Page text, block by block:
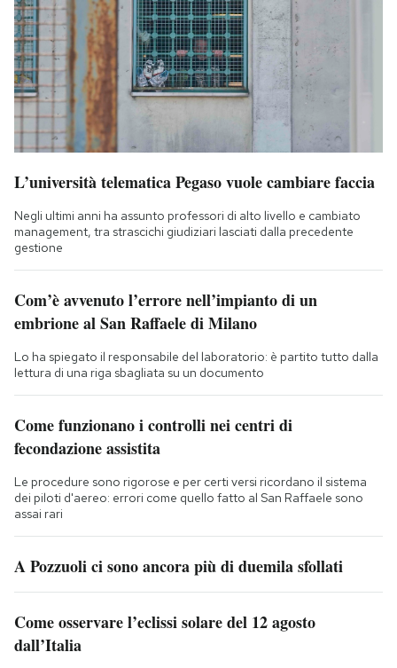
L’università telematica Pegaso vuole cambiare faccia
Negli ultimi anni ha assunto professori di alto livello e cambiato
management, tra strascichi giudiziari lasciati dalla precedente
gestione
Com’è avvenuto l’errore nell’impianto di un
embrione al San Raffaele di Milano
Lo ha spiegato il responsabile del laboratorio: è partito tutto dalla
lettura di una riga sbagliata su un documento
Come funzionano i controlli nei centri di
fecondazione assistita
Le procedure sono rigorose e per certi versi ricordano il sistema
dei piloti d'aereo: errori come quello fatto al San Raffaele sono
assai rari
A Pozzuoli ci sono ancora più di duemila sfollati
Come osservare l’eclissi solare del 12 agosto
dall’Italia